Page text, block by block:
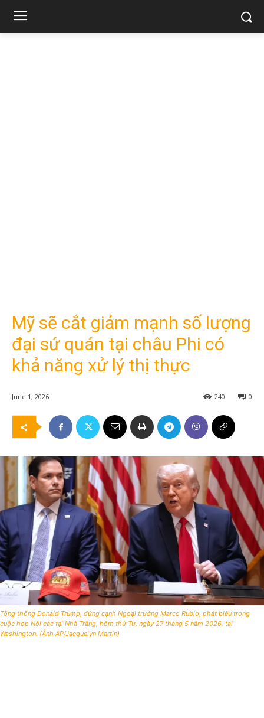
Mỹ sẽ cắt giảm mạnh số lượng
đại sứ quán tại châu Phi có
khả năng xử lý thị thực
June 1, 2026 0
240
Tổng thống Donald Trump, đứng cạnh Ngoại trưởng Marco Rubio, phát biểu trong
cuộc họp Nội các tại Nhà Trắng, hôm thứ Tư, ngày 27 tháng 5 năm 2026, tại
Washington. (Ảnh AP/Jacquelyn Martin)